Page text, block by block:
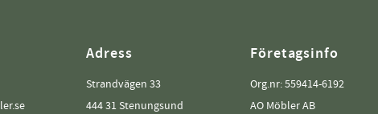
Adress
Strandvägen 33
444 31 Stenungsund
Företagsinfo
Org.nr: 559414-6192
AO Möbler AB